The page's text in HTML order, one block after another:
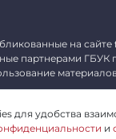
на сайте
партнерами
для удобства
и